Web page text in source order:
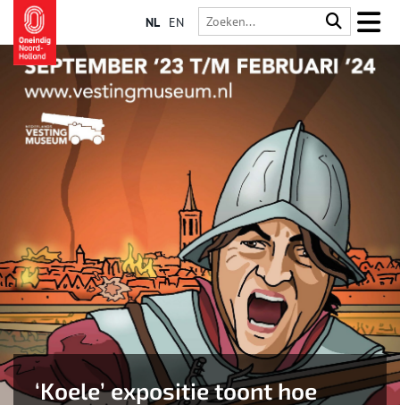
NL EN
‘Koele’ expositie toont hoe